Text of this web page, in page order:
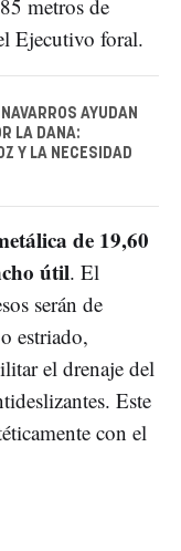
metros de
Ejecutivo foral.
AYUDAN
LA DANA:
Y LA NECESIDAD
de 19,60
útil. El
serán de
estriado,
el drenaje del
Este
con el